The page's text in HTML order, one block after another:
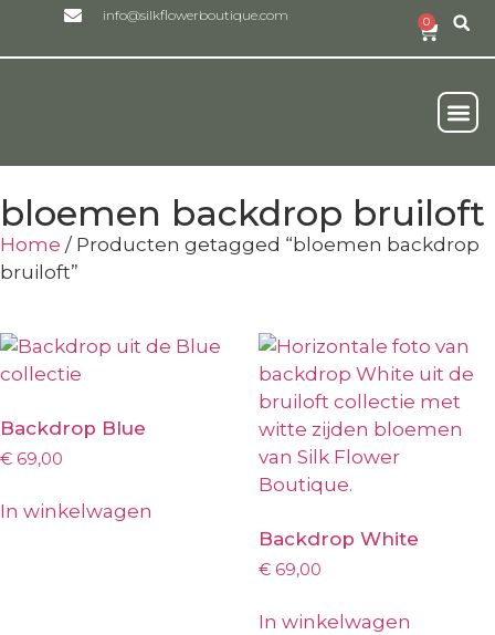
info@silkflowerboutique.com 0
bloemen backdrop bruiloft
Home / Producten getagged “bloemen backdrop
bruiloft”
Backdrop Blue
€ 69,00
In winkelwagen
Backdrop White
€ 69,00
In winkelwagen